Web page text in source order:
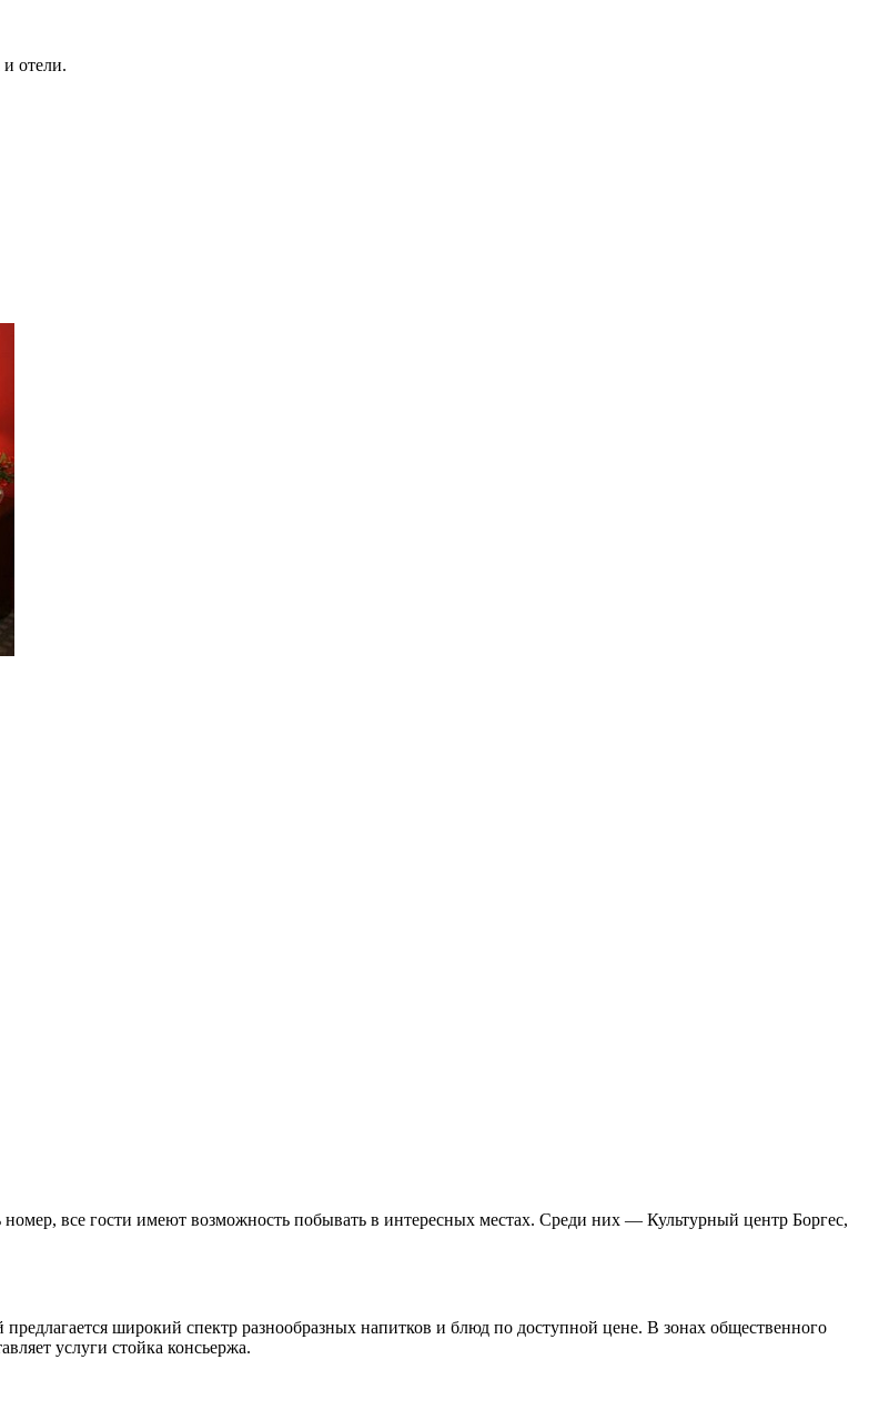
отели.
все гости имеют возможность побывать в интересных местах. Среди них — Культурный центр Боргес,
предлагается широкий спектр разнообразных напитков и блюд по доступной цене. В зонах общественного
услуги стойка консьержа.